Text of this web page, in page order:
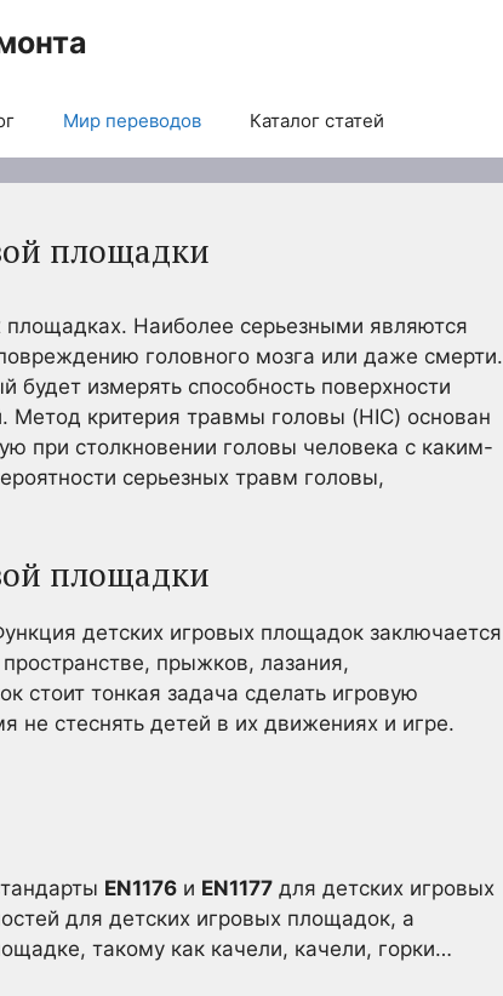
Мир переводов Каталог статей
площадки
площадках. Наиболее серьезными являются
головного мозга или даже смерти.
будет измерять способность поверхности
критерия травмы головы (HIC) основан
при столкновении головы человека с каким-
серьезных травм головы,
площадки
детских игровых площадок заключается
прыжков, лазания,
стоит тонкая задача сделать игровую
не стеснять детей в их движениях и игре.
EN1176 и EN1177 для детских игровых
для детских игровых площадок, а
такому как качели, качели, горки…